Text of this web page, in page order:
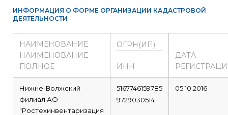
ИНФОРМАЦИЯ О ФОРМЕ ОРГАНИЗАЦИИ КАДАСТРОВОЙ
ДЕЯТЕЛЬНОСТИ
НАИМЕНОВАНИЕ
НАИМЕНОВАНИЕ
ПОЛНОЕ
ОГРН(ИП)
ИНН
ДАТА
Нижне-Волжский
филиал АО
"Ростехинвентаризация
5167746159785
9729030514
05.10.2016